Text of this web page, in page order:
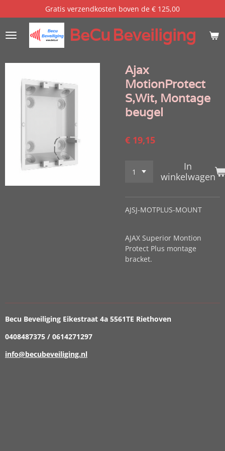
direct
naar
de
BeCuBeveiliging
Gratis verzendkosten boven de € 125,00
Ajax
MotionProtect
S,Wit, Montage
beugel
€ 19,15
In
winkelwagen
AJSJ-MOTPLUS-MOUNT
AJAX Superior Montion
Protect Plus montage
bracket.
Becu Beveiliging Eikestraat 4a 5561TE Riethoven
0408487375 / 0614271297
info@becubeveiliging.nl